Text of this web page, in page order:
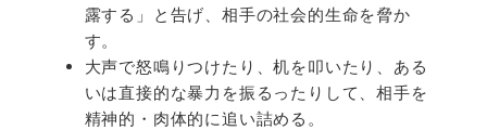
露する」と告げ、相手の社会的生命を脅か
す。
大声で怒鳴りつけたり、机を叩いたり、ある
いは直接的な暴力を振るったりして、相手を
精神的・肉体的に追い詰める。